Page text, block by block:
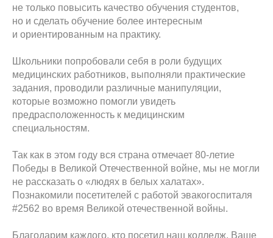
не только повысить качество обучения студентов,
но и сделать обучение более интересным
и ориентированным на практику.
Школьники попробовали себя в роли будущих
медицинских работников, выполняли практические
задания, проводили различные манипуляции,
которые возможно помогли увидеть
предрасположенность к медицинским
специальностям.
Так как в этом году вся страна отмечает 80-летие
Победы в Великой Отечественной войне, мы не могли
не рассказать о «людях в белых халатах».
Познакомили посетителей с работой эвакогоспиталя
#2562 во время Великой отечественной войны.
Благодарим каждого, кто посетил наш колледж. Ваше